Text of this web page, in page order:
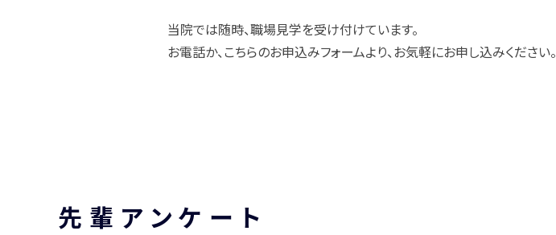
当院では随時、職場見学を受け付けています。
お電話か、こちらのお申込みフォームより、お気軽にお申し込みください。
先輩アンケート